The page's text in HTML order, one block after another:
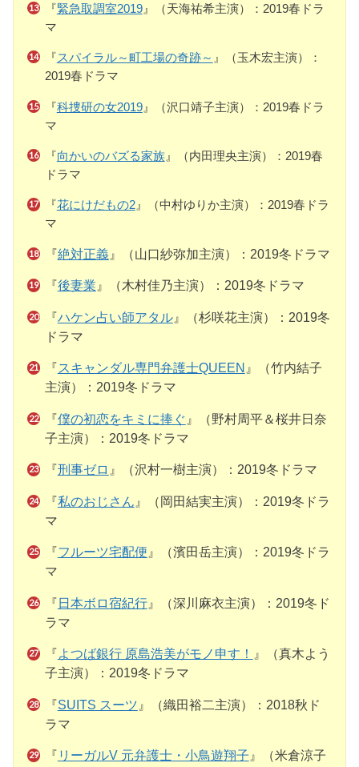
『緊急取調室2019』（天海祐希主演）：2019春ドラ
マ
『スパイラル～町工場の奇跡～ 』（玉木宏主演）：
2019春ドラマ
『科捜研の女2019』（沢口靖子主演）：2019春ドラ
マ
『向かいのバズる家族』（内田理央主演）：2019春
ドラマ
『花にけだもの2』（中村ゆりか主演）：2019春ドラ
マ
『絶対正義』（山口紗弥加主演）：2019冬ドラマ
『後妻業』（木村佳乃主演）：2019冬ドラマ
『ハケン占い師アタル』（杉咲花主演）：2019冬
ドラマ
『スキャンダル専門弁護士QUEEN 』（竹内結子
主演）：2019冬ドラマ
『僕の初恋をキミに捧ぐ 』（野村周平＆桜井日奈
子主演）：2019冬ドラマ
『刑事ゼロ 』（沢村一樹主演）：2019冬ドラマ
『私のおじさん 』（岡田結実主演）：2019冬ドラ
マ
『フルーツ宅配便 』（濱田岳主演）：2019冬ドラ
マ
『 日本ボロ宿紀行』（深川麻衣主演）：2019冬ド
ラマ
『よつば銀行 原島浩美がモノ申す！
』（真木よう
子主演）：2019冬ドラマ
『SUITS スーツ 』（織田裕二主演）：2018秋ド
ラマ
『 リーガルV 元弁護士・小鳥遊翔子 』（米倉涼子